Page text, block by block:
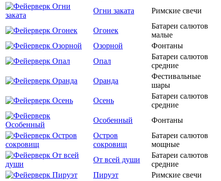
Огни заката Римские свечи
Огонек
Батареи салютов
малые
Озорной
Фонтаны
Опал
Батареи салютов
средние
Оранда
Фестивальные
шары
Осень
Батареи салютов
средние
Особенный
Фонтаны
Остров
сокровищ
Батареи салютов
мощные
От всей души
Батареи салютов
средние
Пируэт
Римские свечи